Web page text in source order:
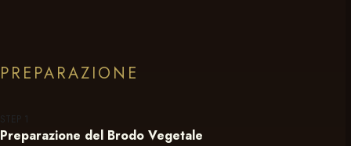
PREPARAZIONE
STEP 1
Preparazione del Brodo Vegetale